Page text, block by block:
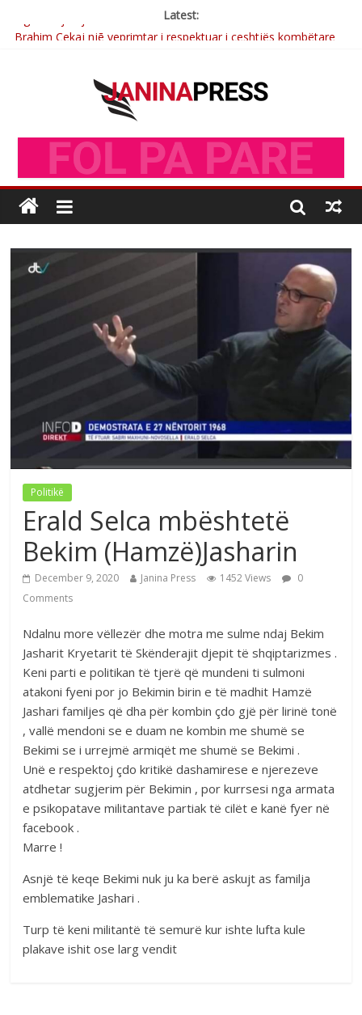
Latest:
Brahim Çekaj njē veprimtar i respektuar i çeshtjës kombëtare
Çlirimtari Agron Gërvalla me takime pune në atdhe të shoqerisë
Mimoza Gjoni artiste e mirëfilltë e këngës shqiptare
Nga Elmije Ajazi e nderuar
Politikë
Erald Selca mbështetë
Bekim (Hamzë)Jasharin
December 9, 2020 Janina Press 1452 Views
0
Comments
Ndalnu more vëllezër dhe motra me sulme ndaj Bekim
Jasharit Kryetarit të Skënderajit djepit të shqiptarizmes .
Keni parti e politikan të tjerë që mundeni ti sulmoni
atakoni fyeni por jo Bekimin birin e të madhit Hamzë
Jashari familjes që dha për kombin çdo gjë për lirinë tonë
, vallë mendoni se e duam ne kombin me shumë se
Bekimi se i urrejmë armiqët me shumë se Bekimi .
Unë e respektoj çdo kritikë dashamirese e njerezeve
atdhetar sugjerim për Bekimin , por kurrsesi nga armata
e psikopatave militantave partiak të cilët e kanë fyer në
facebook .
Marre !
Asnjë të keqe Bekimi nuk ju ka berë askujt as familja
emblematike Jashari .
Turp të keni militantë të semurë kur ishte lufta kule
plakave ishit ose larg vendit